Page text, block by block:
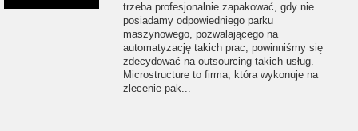
trzeba profesjonalnie zapakować, gdy nie
posiadamy odpowiedniego parku
maszynowego, pozwalającego na
automatyzację takich prac, powinniśmy się
zdecydować na outsourcing takich usług.
Microstructure to firma, która wykonuje na
zlecenie pak...